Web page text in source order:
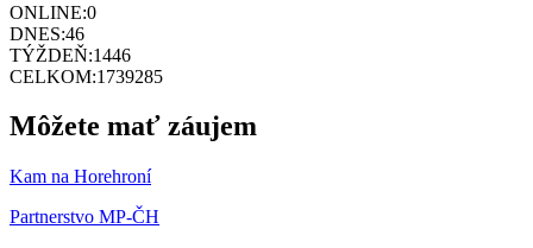
ONLINE:0
DNES:46
TÝŽDEŇ:1446
CELKOM:1739285
Môžete mať záujem
Kam na Horehroní
Partnerstvo MP-ČH